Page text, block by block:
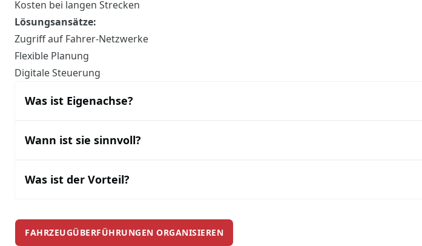
Kosten bei langen Strecken
Lösungsansätze:
Zugriff auf Fahrer-Netzwerke
Flexible Planung
Digitale Steuerung
Was ist Eigenachse?
Wann ist sie sinnvoll?
Was ist der Vorteil?
FAHRZEUGÜBERFÜHRUNGEN ORGANISIEREN